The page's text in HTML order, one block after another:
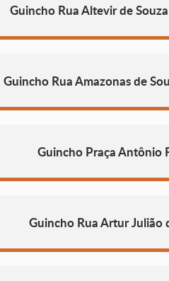
Guincho Rua Altevir de
Guincho Rua Amazonas de
Guincho Praça Antônio
Guincho Rua Artur Julião